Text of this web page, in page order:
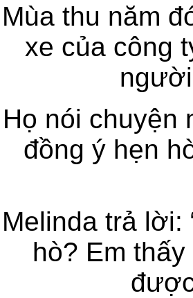
Mùa thu năm
xe của công
Họ nói chuyện
đồng ý hẹn
Melinda trả lời:
hò? Em